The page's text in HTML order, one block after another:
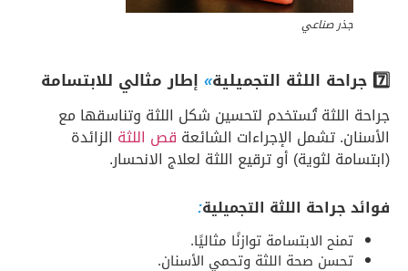
جذر صناعي
7️⃣ جراحة اللثة التجميلية » إطار مثالي للابتسامة
جراحة اللثة تُستخدم لتحسين شكل اللثة وتناسقها مع
الأسنان. تشمل الإجراءات الشائعة قص اللثة الزائدة
(ابتسامة لثوية) أو ترقيع اللثة لعلاج الانحسار.
فوائد جراحة اللثة التجميلية:
تمنح الابتسامة توازنًا مثاليًا.
تحسن صحة اللثة وتحمي الأسنان.